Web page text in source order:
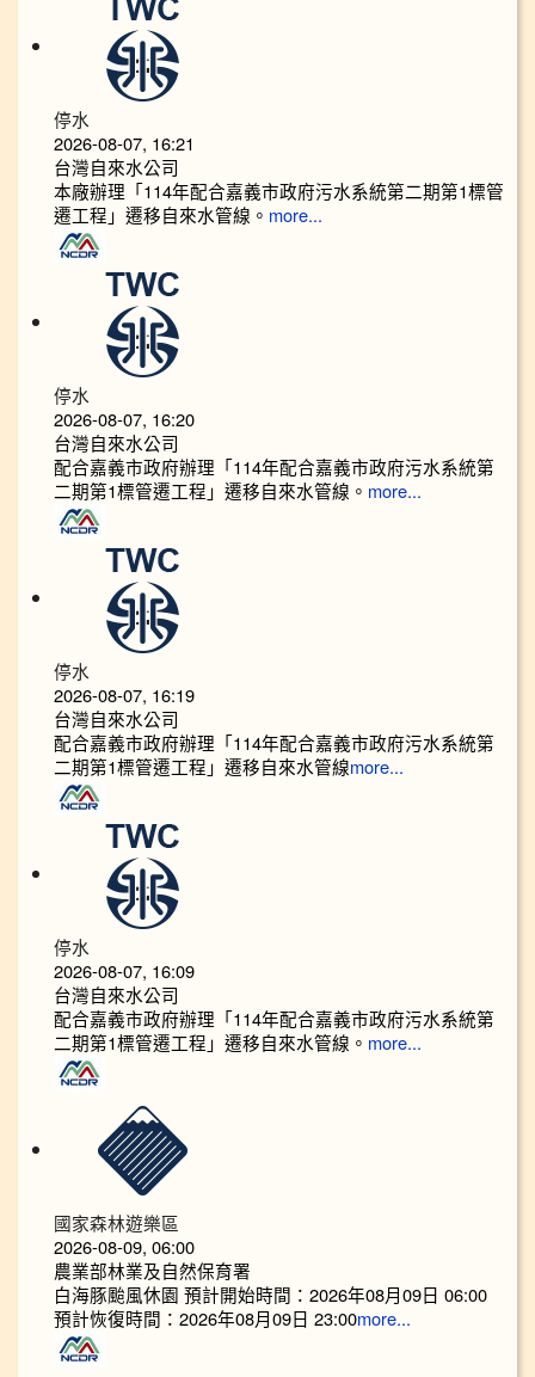
停水
2026-08-07, 16:21
台灣自來水公司
本廠辦理「114年配合嘉義市政府污水系統第二期第1標管
遷工程」遷移自來水管線。 more...
停水
2026-08-07, 16:20
台灣自來水公司
配合嘉義市政府辦理「114年配合嘉義市政府污水系統第
二期第1標管遷工程」遷移自來水管線。 more...
停水
2026-08-07, 16:19
台灣自來水公司
配合嘉義市政府辦理「114年配合嘉義市政府污水系統第
二期第1標管遷工程」遷移自來水管線more...
停水
2026-08-07, 16:09
台灣自來水公司
配合嘉義市政府辦理「114年配合嘉義市政府污水系統第
二期第1標管遷工程」遷移自來水管線。 more...
國家森林遊樂區
2026-08-09, 06:00
農業部林業及自然保育署
白海豚颱風休園 預計開始時間：2026年08月09日 06:00
預計恢復時間：2026年08月09日 23:00more...